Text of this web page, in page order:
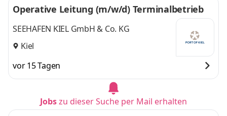
Operative Leitung (m/w/d) Terminalbetrieb
SEEHAFEN KIEL GmbH & Co. KG
Kiel
vor 15 Tagen
Jobszu dieser Suche per Mail erhalten